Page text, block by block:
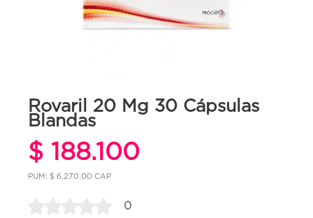
Rovaril 20 Mg 30 Cápsulas
Blandas
$ 188.100
PUM: $ 6,270.00 CAP
0